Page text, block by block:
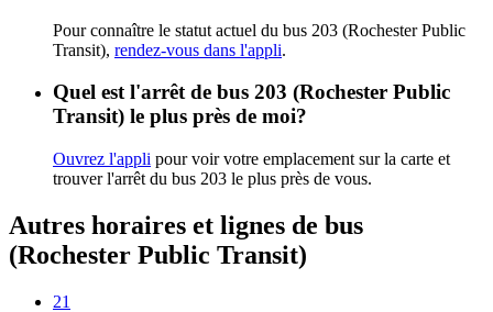
Pour connaître le statut actuel du bus 203 (Rochester Public
Transit), rendez-vous dans l'appli.
Quel est l'arrêt de bus 203 (Rochester Public
Transit) le plus près de moi?
Ouvrez l'appli pour voir votre emplacement sur la carte et
trouver l'arrêt du bus 203 le plus près de vous.
Autres horaires et lignes de bus
(Rochester Public Transit)
21